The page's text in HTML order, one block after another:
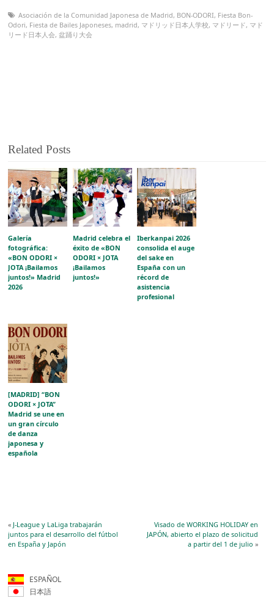
Asociación de la Comunidad Japonesa de Madrid, BON-ODORI, Fiesta Bon-
Odori, Fiesta de Bailes Japoneses, madrid, マドリッド日本人学校, マドリード, マド
リード日本人会,盆踊り大会
Related Posts
Galería
fotográfica:
«BON ODORI ×
JOTA ¡Bailamos
juntos!» Madrid
2026
Madrid celebra el
éxito de «BON
ODORI × JOTA
¡Bailamos
juntos!»
Iberkanpai 2026
consolida el auge
del sake en
España con un
récord de
asistencia
profesional
[MADRID] “BON
ODORI × JOTA”
Madrid se une en
un gran círculo
de danza
japonesa y
española
« J-League y LaLiga trabajarán
juntos para el desarrollo del fútbol
en España y Japón
Visado de WORKING HOLIDAY en
JAPÓN, abierto el plazo de solicitud
a partir del 1 de julio »
ESPAÑOL
日本語